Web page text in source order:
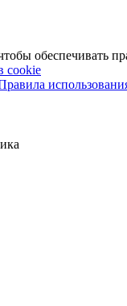
обеспечивать
cookie